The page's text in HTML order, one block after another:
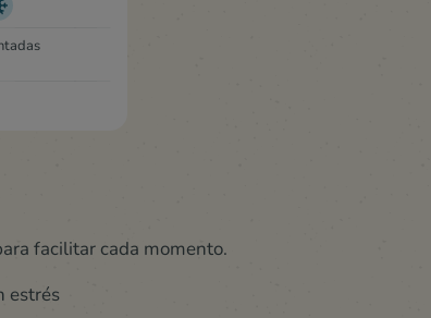
facilitar cada momento.
estrés
Silla alta de bebé